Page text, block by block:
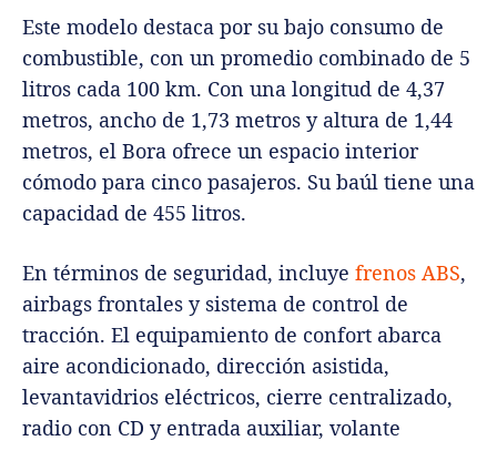
Este modelo destaca por su bajo consumo de
combustible, con un promedio combinado de 5
litros cada 100 km. Con una longitud de 4,37
metros, ancho de 1,73 metros y altura de 1,44
metros, el Bora ofrece un espacio interior
cómodo para cinco pasajeros. Su baúl tiene una
capacidad de 455 litros.
En términos de seguridad, incluye frenos ABS,
airbags frontales y sistema de control de
tracción. El equipamiento de confort abarca
aire acondicionado, dirección asistida,
levantavidrios eléctricos, cierre centralizado,
radio con CD y entrada auxiliar, volante